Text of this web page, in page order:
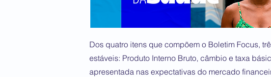
Dos quatro itens que compõem o Boletim Focus,
estáveis: Produto Interno Bruto, câmbio e taxa
apresentada nas expectativas do mercado